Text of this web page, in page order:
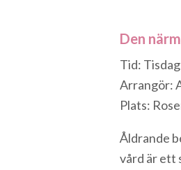
Den
Tid:
Arrangör:
Plats:
Åldrande
vård är ett